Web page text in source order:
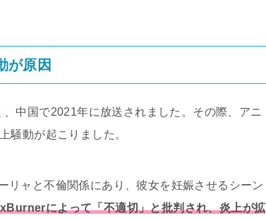
が原因
中国で2021年に放送されました。その際、アニ
騒動が起こりました。
リャと不倫関係にあり、彼女を妊娠させるシーン
によって「不適切」と批判され、炎上が拡